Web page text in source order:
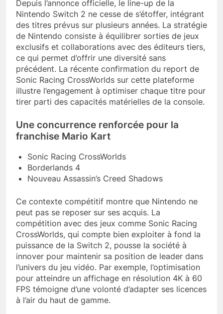
Depuis l’annonce officielle, le line-up de la
Nintendo Switch 2 ne cesse de s’étoffer, intégrant
des titres prévus sur plusieurs années. La stratégie
de Nintendo consiste à équilibrer sorties de jeux
exclusifs et collaborations avec des éditeurs tiers,
ce qui permet d’offrir une diversité sans
précédent. La récente confirmation du report de
Sonic Racing CrossWorlds sur cette plateforme
illustre l’engagement à optimiser chaque titre pour
tirer parti des capacités matérielles de la console.
Une concurrence renforcée pour la
franchise Mario Kart
Sonic Racing CrossWorlds
Borderlands 4
Nouveau Assassin’s Creed Shadows
Ce contexte compétitif montre que Nintendo ne
peut pas se reposer sur ses acquis. La
compétition avec des jeux comme Sonic Racing
CrossWorlds, qui compte bien exploiter à fond la
puissance de la Switch 2, pousse la société à
innover pour maintenir sa position de leader dans
l’univers du jeu vidéo. Par exemple, l’optimisation
pour atteindre un affichage en résolution 4K à 60
FPS témoigne d’une volonté d’adapter ses licences
à l’air du haut de gamme.